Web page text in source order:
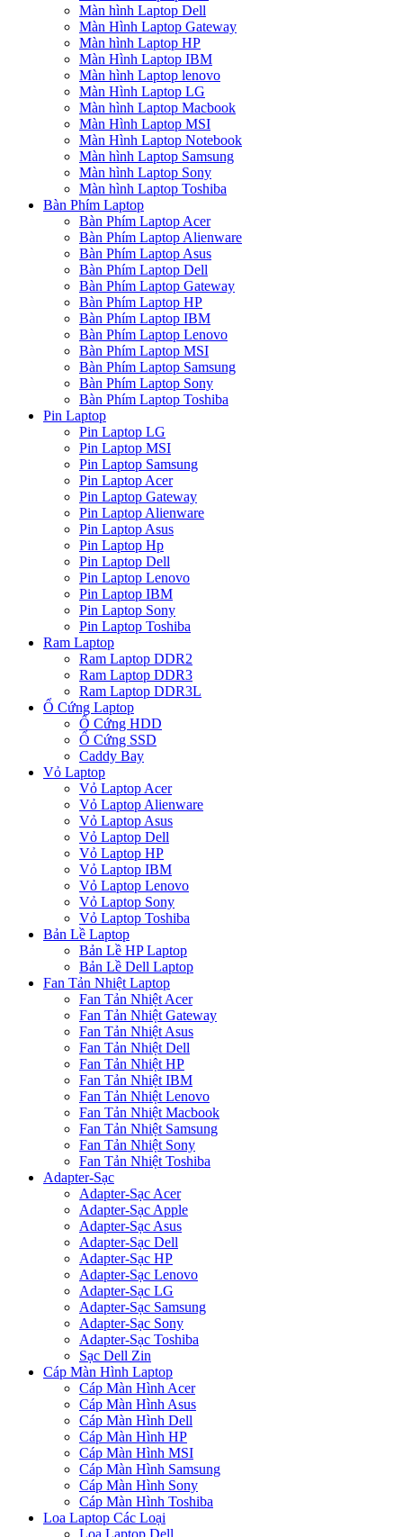
Màn hình Laptop Dell
Màn Hình Laptop Gateway
Màn hình Laptop HP
Màn Hình Laptop IBM
Màn hình Laptop lenovo
Màn Hình Laptop LG
Màn hình Laptop Macbook
Màn Hình Laptop MSI
Màn Hình Laptop Notebook
Màn hình Laptop Samsung
Màn hình Laptop Sony
Màn hình Laptop Toshiba
Bàn Phím Laptop
Bàn Phím Laptop Acer
Bàn Phím Laptop Alienware
Bàn Phím Laptop Asus
Bàn Phím Laptop Dell
Bàn Phím Laptop Gateway
Bàn Phím Laptop HP
Bàn Phím Laptop IBM
Bàn Phím Laptop Lenovo
Bàn Phím Laptop MSI
Bàn Phím Laptop Samsung
Bàn Phím Laptop Sony
Bàn Phím Laptop Toshiba
Pin Laptop
Pin Laptop LG
Pin Laptop MSI
Pin Laptop Samsung
Pin Laptop Acer
Pin Laptop Gateway
Pin Laptop Alienware
Pin Laptop Asus
Pin Laptop Hp
Pin Laptop Dell
Pin Laptop Lenovo
Pin Laptop IBM
Pin Laptop Sony
Pin Laptop Toshiba
Ram Laptop
Ram Laptop DDR2
Ram Laptop DDR3
Ram Laptop DDR3L
Ổ Cứng Laptop
Ổ Cứng HDD
Ổ Cứng SSD
Caddy Bay
Vỏ Laptop
Vỏ Laptop Acer
Vỏ Laptop Alienware
Vỏ Laptop Asus
Vỏ Laptop Dell
Vỏ Laptop HP
Vỏ Laptop IBM
Vỏ Laptop Lenovo
Vỏ Laptop Sony
Vỏ Laptop Toshiba
Bản Lề Laptop
Bản Lề HP Laptop
Bản Lề Dell Laptop
Fan Tản Nhiệt Laptop
Fan Tản Nhiệt Acer
Fan Tản Nhiệt Gateway
Fan Tản Nhiệt Asus
Fan Tản Nhiệt Dell
Fan Tản Nhiệt HP
Fan Tản Nhiệt IBM
Fan Tản Nhiệt Lenovo
Fan Tản Nhiệt Macbook
Fan Tản Nhiệt Samsung
Fan Tản Nhiệt Sony
Fan Tản Nhiệt Toshiba
Adapter-Sạc
Adapter-Sạc Acer
Adapter-Sạc Apple
Adapter-Sạc Asus
Adapter-Sạc Dell
Adapter-Sạc HP
Adapter-Sạc Lenovo
Adapter-Sạc LG
Adapter-Sạc Samsung
Adapter-Sạc Sony
Adapter-Sạc Toshiba
Sạc Dell Zin
Cáp Màn Hình Laptop
Cáp Màn Hình Acer
Cáp Màn Hình Asus
Cáp Màn Hình Dell
Cáp Màn Hình HP
Cáp Màn Hình MSI
Cáp Màn Hình Samsung
Cáp Màn Hình Sony
Cáp Màn Hình Toshiba
Loa Laptop Các Loại